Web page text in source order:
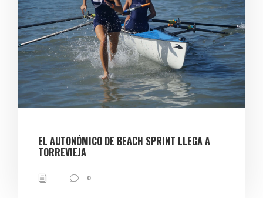
EL AUTONÓMICO DE BEACH SPRINT LLEGA A
TORREVIEJA
0